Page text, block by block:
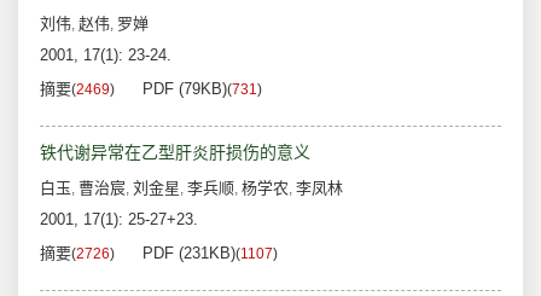
刘伟, 赵伟, 罗婵
2001, 17(1): 23-24.
摘要(2469) PDF (79KB)(731)
铁代谢异常在乙型肝炎肝损伤的意义
白玉, 曹治宸, 刘金星, 李兵顺, 杨学农, 李凤林
2001, 17(1): 25-27+23.
摘要(2726) PDF (231KB)(1107)